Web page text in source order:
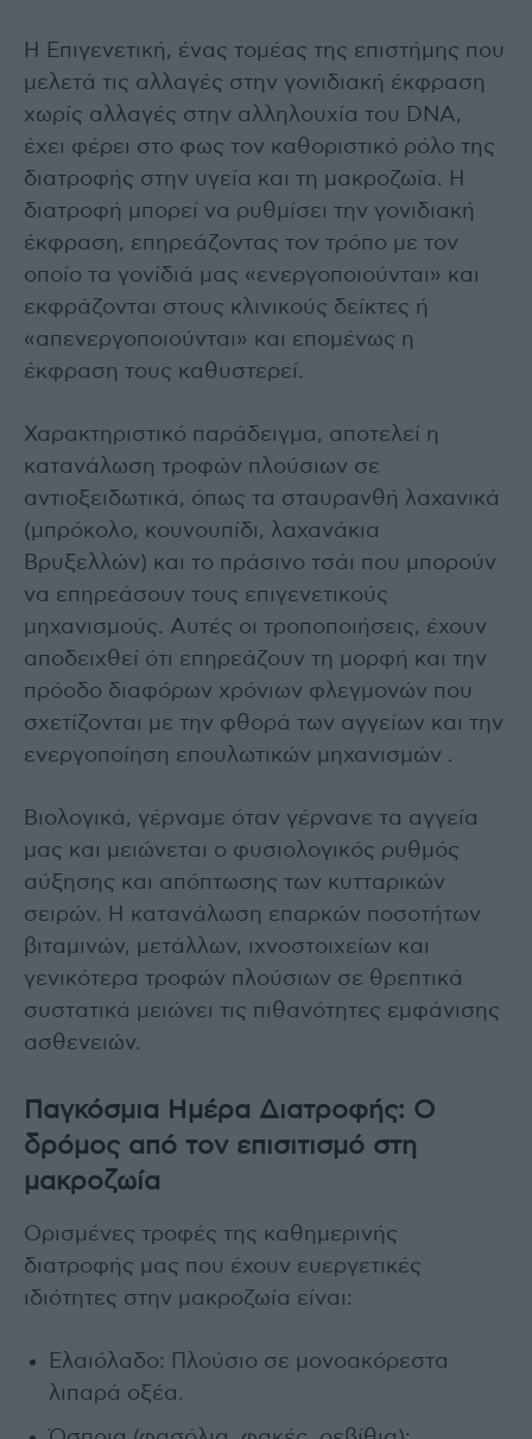
Η Επιγενετική, ένας τομέας της επιστήμης που
μελετά τις αλλαγές στην γονιδιακή έκφραση
χωρίς αλλαγές στην αλληλουχία του DNA,
έχει φέρει στο φως τον καθοριστικό ρόλο της
διατροφής στην υγεία και τη μακροζωία. Η
διατροφή μπορεί να ρυθμίσει την γονιδιακή
έκφραση, επηρεάζοντας τον τρόπο με τον
οποίο τα γονίδιά μας «ενεργοποιούνται» και
εκφράζονται στους κλινικούς δείκτες ή
«απενεργοποιούνται» και επομένως η
έκφραση τους καθυστερεί.
Χαρακτηριστικό παράδειγμα, αποτελεί η
κατανάλωση τροφών πλούσιων σε
αντιοξειδωτικά, όπως τα σταυρανθή λαχανικά
(μπρόκολο, κουνουπίδι, λαχανάκια
Βρυξελλών) και το πράσινο τσάι που μπορούν
να επηρεάσουν τους επιγενετικούς
μηχανισμούς. Αυτές οι τροποποιήσεις, έχουν
αποδειχθεί ότι επηρεάζουν τη μορφή και την
πρόοδο διαφόρων χρόνιων φλεγμονών που
σχετίζονται με την φθορά των αγγείων και την
ενεργοποίηση επουλωτικών μηχανισμών .
Βιολογικά, γέρναμε όταν γέρνανε τα αγγεία
μας και μειώνεται ο φυσιολογικός ρυθμός
αύξησης και απόπτωσης των κυτταρικών
σειρών. Η κατανάλωση επαρκών ποσοτήτων
βιταμινών, μετάλλων, ιχνοστοιχείων και
γενικότερα τροφών πλούσιων σε θρεπτικά
συστατικά μειώνει τις πιθανότητες εμφάνισης
ασθενειών.
Παγκόσμια Ημέρα Διατροφής: Ο
δρόμος από τον επισιτισμό στη
μακροζωία
Ορισμένες τροφές της καθημερινής
διατροφής μας που έχουν ευεργετικές
ιδιότητες στην μακροζωία είναι:
Ελαιόλαδο: Πλούσιο σε μονοακόρεστα
λιπαρά οξέα.